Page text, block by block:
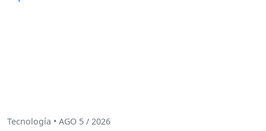
Tecnología • AGO 5 / 2026